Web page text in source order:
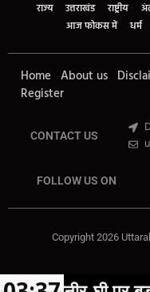
राज्य उत्तराखंड राष्ट्रीय
आज फोकस में
धर्म
Home About us
Register
CONTACT US
FOLLOW US ON
Copyright 2026